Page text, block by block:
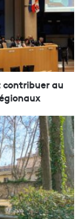
contribuer au